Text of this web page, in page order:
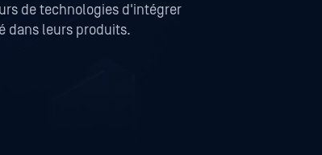
de technologies d'intégrer
dans leurs produits.